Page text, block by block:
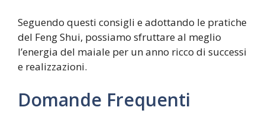
Seguendo questi consigli e adottando le pratiche
del Feng Shui, possiamo sfruttare al meglio
l’energia del maiale per un anno ricco di successi
e realizzazioni.
Domande Frequenti